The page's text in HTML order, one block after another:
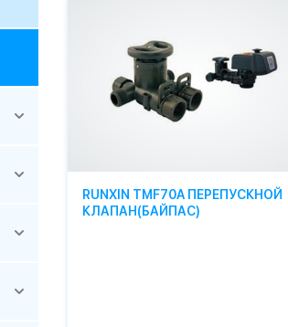
RUNXIN TMF70A ПЕРЕПУСКНОЙ
КЛАПАН(БАЙПАС)